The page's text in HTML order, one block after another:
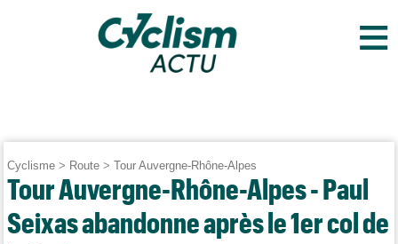
≡
Cyclisme > Route >Tour Auvergne-Rhône-Alpes
Tour Auvergne-Rhône-Alpes - Paul
Seixas abandonne après le 1er col de